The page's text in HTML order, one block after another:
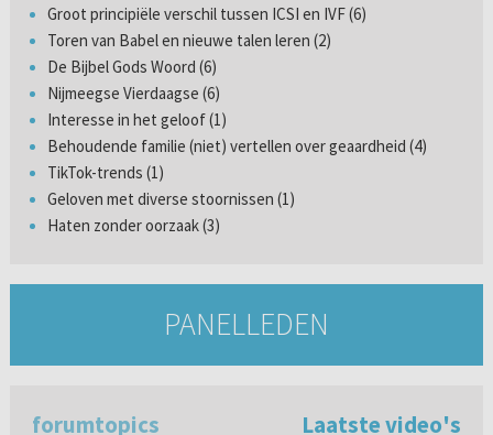
Groot principiële verschil tussen ICSI en IVF (6)
Toren van Babel en nieuwe talen leren (2)
De Bijbel Gods Woord (6)
Nijmeegse Vierdaagse (6)
Interesse in het geloof (1)
Behoudende familie (niet) vertellen over geaardheid (4)
TikTok-trends (1)
Geloven met diverse stoornissen (1)
Haten zonder oorzaak (3)
PANELLEDEN
forumtopics Laatste video's